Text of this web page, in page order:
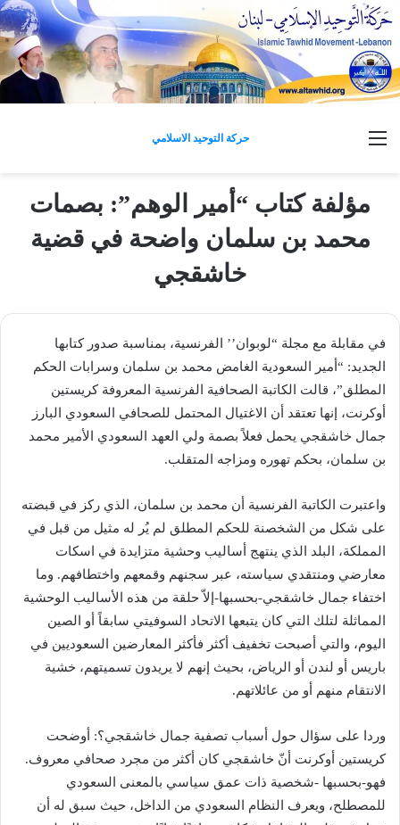
حركة التوحيد الاسلامي
مؤلفة كتاب “أمير الوهم”: بصمات
محمد بن سلمان واضحة في قضية
خاشقجي
في مقابلة مع مجلة “لوبوان’’ الفرنسية، بمناسبة صدور كتابها
الجديد: “أمير السعودية الغامض محمد بن سلمان وسرابات الحكم
المطلق”، قالت الكاتبة الصحافية الفرنسية المعروفة كريستين
أوكرنت، إنها تعتقد أن الاغتيال المحتمل للصحافي السعودي البارز
جمال خاشقجي يحمل فعلاً بصمة ولي العهد السعودي الأمير محمد
بن سلمان، بحكم تهوره ومزاجه المتقلب.
واعتبرت الكاتبة الفرنسية أن محمد بن سلمان، الذي ركز في قبضته
على شكل من الشخصنة للحكم المطلق لم يُر له مثيل من قبل في
المملكة، البلد الذي ينتهج أساليب وحشية متزايدة في اسكات
معارضي ومنتقدي سياسته، عبر سجنهم وقمعهم واختطافهم. وما
اختفاء جمال خاشقجي-بحسبها-إلاّ حلقة من هذه الأساليب الوحشية
المماثلة لتلك التي كان يتبعها الاتحاد السوفيتي سابقاً أو الصين
اليوم، والتي أصبحت تخفيف أكثر فأكثر المعارضين السعوديين في
باريس أو لندن أو الرياض، بحيث إنهم لا يريدون تسميتهم، خشية
الانتقام منهم أو من عائلاتهم.
وردا على سؤال حول أسباب تصفية جمال خاشقجي؟: أوضحت
كريستين أوكرنت أنّ خاشقجي كان أكثر من مجرد صحافي معروف.
فهو-بحسبها -شخصية ذات عمق سياسي بالمعنى السعودي
للمصطلح، ويعرف النظام السعودي من الداخل، حيث سبق له أن